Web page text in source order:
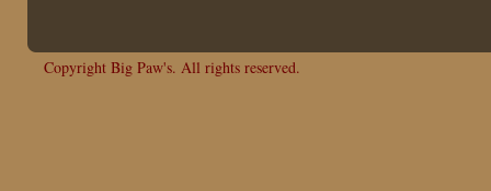
Copyright Big Paw's. All rights reserved.